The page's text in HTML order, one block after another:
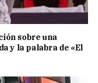
sobre una
y la palabra de «El